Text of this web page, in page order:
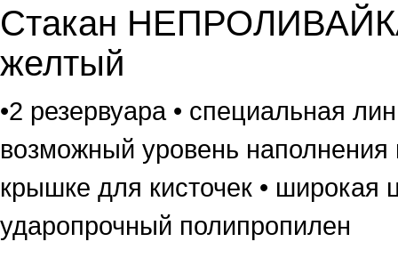
Стакан
желтый
•2 резервуара • специальная
возможный уровень
крышке для кисточек • широкая
ударопрочный полипропилен